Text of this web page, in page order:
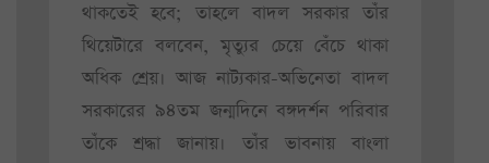
থাকতেই হবে; তাহলে বাদল সরকার তাঁর
থিয়েটারে বলবেন, মৃত্যুর চেয়ে বেঁচে থাকা
অধিক শ্রেয়। আজ নাট্যকার-অভিনেতা বাদল
সরকারের ৯৪তম জন্মদিনে বঙ্গদর্শন পরিবার
তাঁকে শ্রদ্ধা জানায়। তাঁর ভাবনায় বাংলা